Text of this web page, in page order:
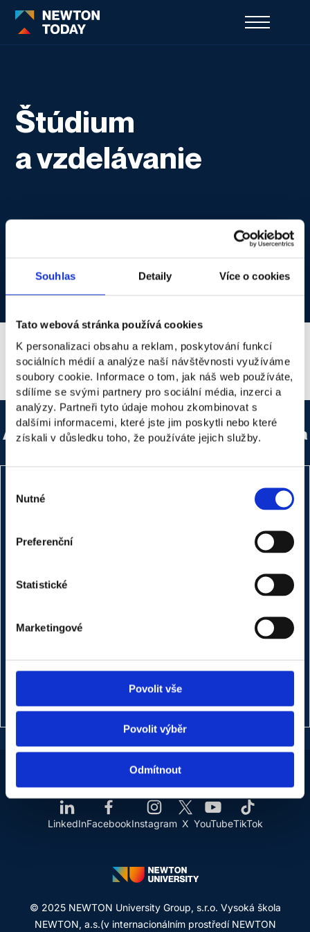
Souhlas Detaily Více o cookies
Tato webová stránka používá cookies
K personalizaci obsahu a reklam, poskytování funkcí
sociálních médií a analýze naší návštěvnosti využíváme
soubory cookie. Informace o tom, jak náš web používáte,
sdílíme se svými partnery pro sociální média, inzerci a
analýzy. Partneři tyto údaje mohou zkombinovat s
dalšími informacemi, které jste jim poskytli nebo které
získali v důsledku toho, že používáte jejich služby.
souhlasu
Nutné
Preferenční
Statistické
Marketingové
Povolit vše
Povolit výběr
Odmítnout
Štúdium
a vzdelávanie
LinkedInFacebookInstagram X YouTubeTikTok
© 2025 NEWTON University Group, s.r.o. Vysoká škola
NEWTON, a.s.(v internacionálním prostředí NEWTON
Ak máte akékoľvek otázky, neváhajte sa na
+420 720 457 979